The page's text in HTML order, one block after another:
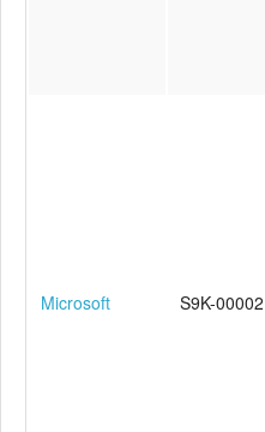
Microsoft S9K-00002